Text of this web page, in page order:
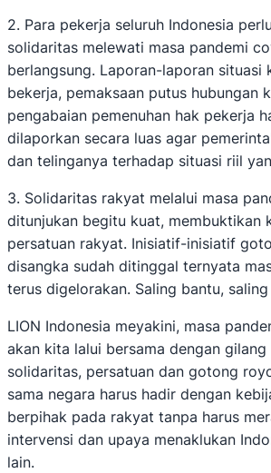
2. Para pekerja seluruh Indonesia
solidaritas melewati masa pandemi
berlangsung. Laporan-laporan situasi
bekerja, pemaksaan putus hubungan
pengabaian pemenuhan hak pekerja
dilaporkan secara luas agar
dan telinganya terhadap situasi riil
3. Solidaritas rakyat melalui masa
ditunjukan begitu kuat, membuktikan
persatuan rakyat. Inisiatif-inisiatif
disangka sudah ditinggal ternyata
terus digelorakan. Saling bantu,
LION Indonesia meyakini, masa
akan kita lalui bersama dengan
solidaritas, persatuan dan gotong
sama negara harus hadir dengan
berpihak pada rakyat tanpa harus
intervensi dan upaya menaklukan
lain.